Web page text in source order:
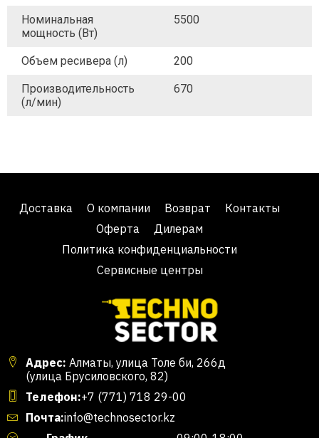
Номинальная
мощность (Вт)
5500
Объем ресивера (л) 200
Производительность
(л/мин)
670
Доставка О компании Возврат
Контакты
Оферта
Дилерам
Политика конфиденциальности
Сервисные центры
Адрес: Алматы, улица Толе би, 266д
(улица Брусиловского, 82)
Телефон:+7 (771) 718 29-00
Почта:info@technosector.kz